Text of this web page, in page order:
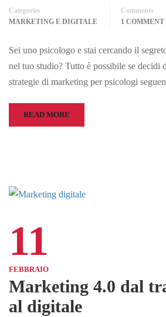
Categories
MARKETING E DIGITALE
Comments
1 COMMENT
Sei uno psicologo e stai cercando il
nel tuo studio? Tutto è possibile se decidi
strategie di marketing per psicologi
READ MORE
11
FEBBRAIO
Marketing 4.0 dal
al digitale